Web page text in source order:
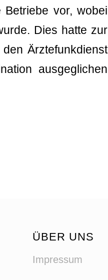
vor, wobei
Dies hatte zur
Ärztefunkdienst
ausgeglichen
ÜBER UNS
Impressum